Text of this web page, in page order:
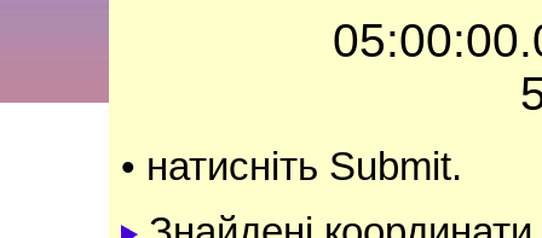
• натисніть Submit.